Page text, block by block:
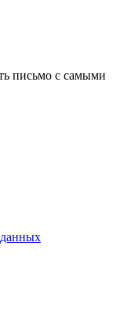
письмо с самыми
данных